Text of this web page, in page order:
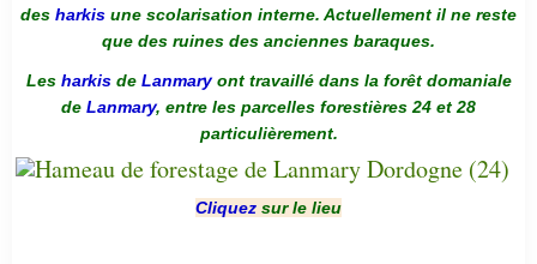
des harkis une scolarisation interne. Actuellement il ne reste
que des ruines des anciennes baraques.
Les harkis de Lanmaryont travaillé dans la forêt domaniale
de Lanmary, entre les parcelles forestières 24 et 28
particulièrement.
Cliquez sur le lieu